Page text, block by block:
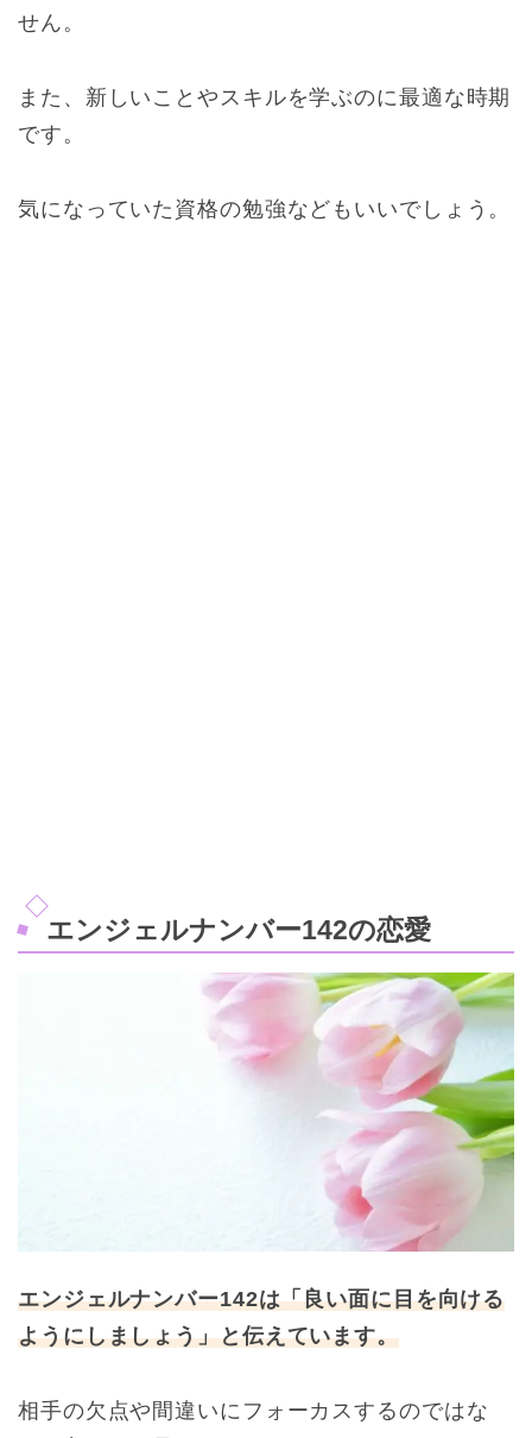
せん。
また、新しいことやスキルを学ぶのに最適な時期
です。
気になっていた資格の勉強などもいいでしょう。
エンジェルナンバー142の恋愛
エンジェルナンバー142は「良い面に目を向ける
ようにしましょう」と伝えています。
相手の欠点や間違いにフォーカスするのではな